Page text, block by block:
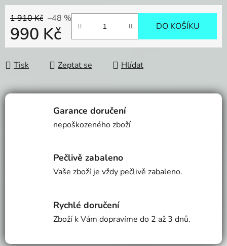
1 910 Kč –48 %
990 Kč
Měrná cena:
DO KOŠÍKU
Tisk Zeptat se Hlídat
Garance doručení
nepoškozeného zboží
Pečlivě zabaleno
Vaše zboží je vždy pečlivě zabaleno.
Rychlé doručení
Zboží k Vám dopravíme do 2 až 3 dnů.